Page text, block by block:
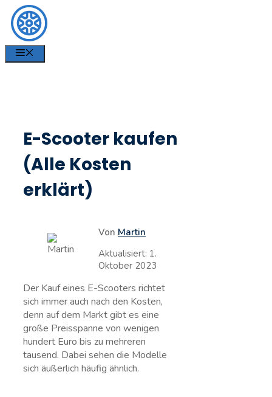
Zum
Inhalt
springen
E-Scooter kaufen
(Alle Kosten
erklärt)
Von Martin
Aktualisiert: 1.
Oktober 2023
Der Kauf eines E-Scooters richtet
sich immer auch nach den Kosten,
denn auf dem Markt gibt es eine
große Preisspanne von wenigen
hundert Euro bis zu mehreren
tausend. Dabei sehen die Modelle
sich äußerlich häufig ähnlich.